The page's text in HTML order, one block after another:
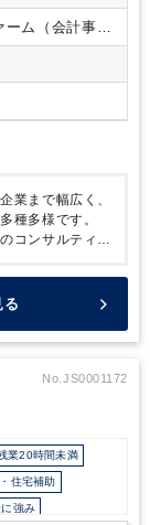
ーム（会計事務
業まで幅広く、
種多様です。
コンサルティン
ップにはうっ
スのアイデアを
ください！
る
No.JS0001172
業20時間未満
住宅補助
強み